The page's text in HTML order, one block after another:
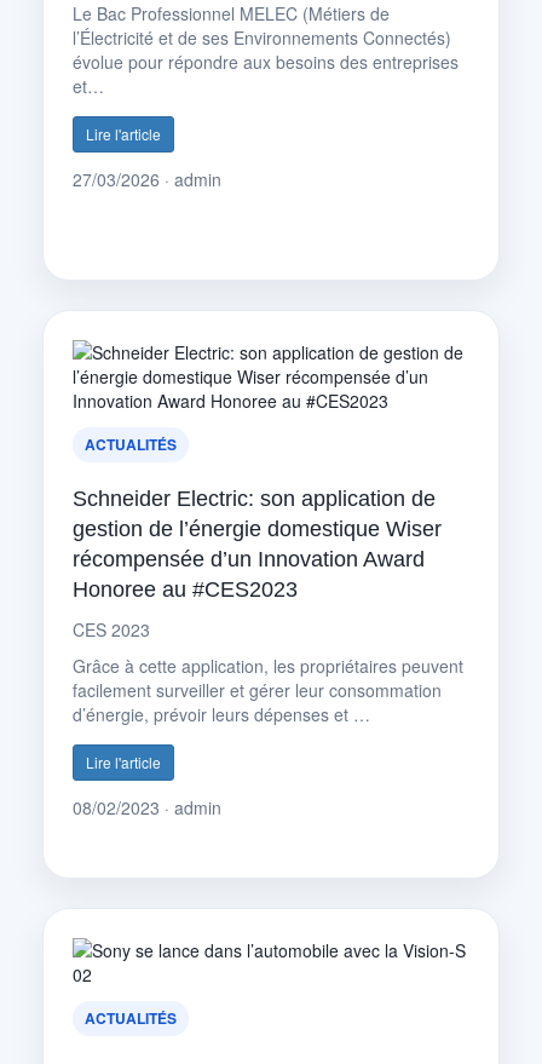
Le Bac Professionnel MELEC (Métiers de
l’Électricité et de ses Environnements Connectés)
évolue pour répondre aux besoins des entreprises
et…
Lire l'article
27/03/2026 · admin
ACTUALITÉS
Schneider Electric: son application de
gestion de l’énergie domestique Wiser
récompensée d’un Innovation Award
Honoree au #CES2023
CES 2023
Grâce à cette application, les propriétaires peuvent
facilement surveiller et gérer leur consommation
d’énergie, prévoir leurs dépenses et …
Lire l'article
08/02/2023 · admin
ACTUALITÉS